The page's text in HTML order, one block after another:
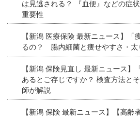
は見逃される？ 『血便』などの症
重要性
【新潟 医療保険 最新ニュース】「
るの？ 腸内細菌と痩せやすさ・
【新潟 保険見直し 最新ニュース】
あるとご存じですか？ 検査方法と
師が解説
【新潟 保険 最新ニュース】【高齢